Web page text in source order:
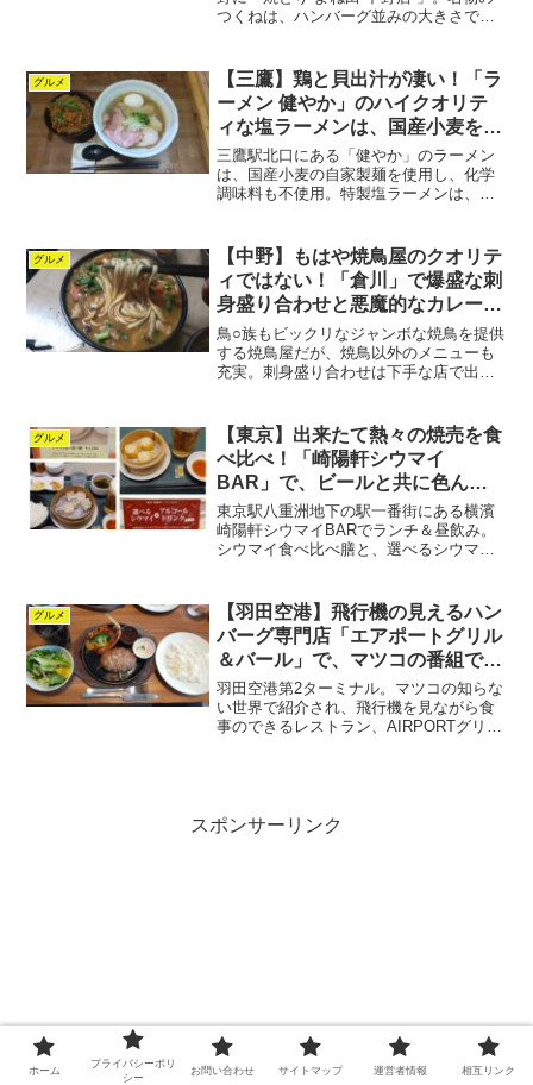
つくねは、ハンバーグ並みの大きさで串4
柔らかく煮込まれています。非常にコス
パが良い。
グルメ
【三鷹】鶏と貝出汁が凄い！「ラ
ーメン 健やか」のハイクオリテ
ィな塩ラーメンは、国産小麦を使
用したこだわりの無添加ラーメン
三鷹駅北口にある「健やか」のラーメン
は、国産小麦の自家製麺を使用し、化学
調味料も不使用。特製塩ラーメンは、鶏
の2種類のチャーシューが合わさった絶品
ラーメン。炊き込みご飯も絶品。
グルメ
【中野】もはや焼鳥屋のクオリテ
ィではない！「倉川」で爆盛な刺
身盛り合わせと悪魔的なカレーう
どんを
鳥○族もビックリなジャンボな焼鳥を提供
する焼鳥屋だが、焼鳥以外のメニューも
充実。刺身盛り合わせは下手な店で出す
たルーにご飯を入れてリゾット風に。野
菜の旨味がたっぷり出たルーに米が絡ん
で悪魔的な美味しさに。
グルメ
【東京】出来たて熱々の焼売を食
べ比べ！「崎陽軒シウマイ
BAR」で、ビールと共に色んな
種類のシウマイを食べ比べ
東京駅八重洲地下の駅一番街にある横濱
崎陽軒シウマイBARでランチ＆昼飲み。
シウマイ食べ比べ膳と、選べるシウマイ
スターでいただけるのは最高。崎陽軒好
きにはオススメな店。
グルメ
【羽田空港】飛行機の見えるハン
バーグ専門店「エアポートグリル
＆バール」で、マツコの番組で紹
介された温玉ハンバーグ＆粗挽き
ソーセージを
羽田空港第2ターミナル。マツコの知らな
い世界で紹介され、飛行機を見ながら食
事のできるレストラン、AIRPORTグリル
な美味さに。
スポンサーリンク
ホーム
プライバシーポリ
シー
お問い合わせ サイトマップ 運営者情報 相互リンク